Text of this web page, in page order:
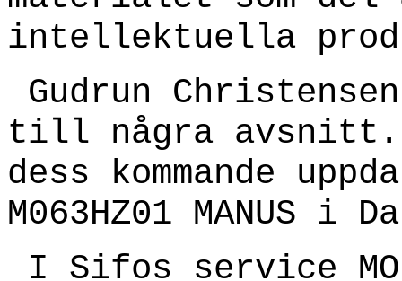
intellektuella
Gudrun
till några avsnitt.
dess kommande
M063HZ01 MANUS i
I Sifos service